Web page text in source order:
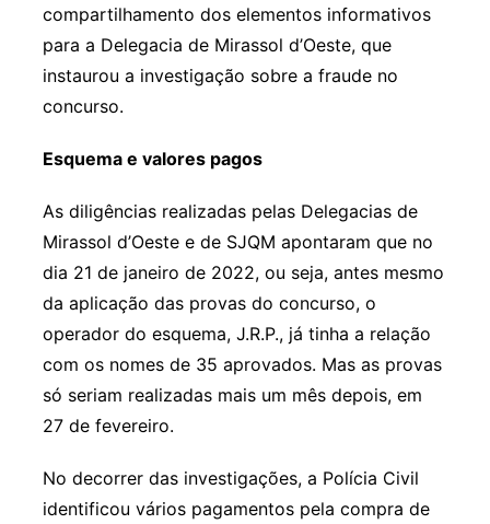
compartilhamento dos elementos informativos
para a Delegacia de Mirassol d’Oeste, que
instaurou a investigação sobre a fraude no
concurso.
Esquema e valores pagos
As diligências realizadas pelas Delegacias de
Mirassol d’Oeste e de SJQM apontaram que no
dia 21 de janeiro de 2022, ou seja, antes mesmo
da aplicação das provas do concurso, o
operador do esquema, J.R.P., já tinha a relação
com os nomes de 35 aprovados. Mas as provas
só seriam realizadas mais um mês depois, em
27 de fevereiro.
No decorrer das investigações, a Polícia Civil
identificou vários pagamentos pela compra de